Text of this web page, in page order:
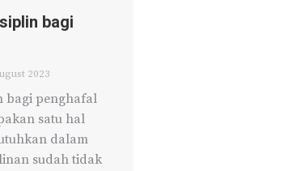
bagi
2023
bagi penghafal
satu hal
dalam
sudah tidak